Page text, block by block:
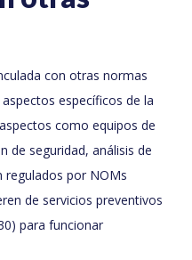
con otras normas
específicos de la
como equipos de
de seguridad, análisis de
por NOMs
de servicios preventivos
para funcionar